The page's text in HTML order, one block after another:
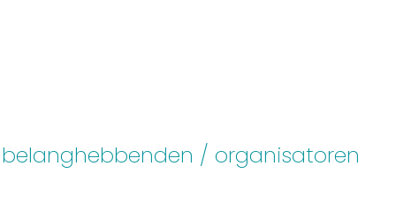
/ organisatoren